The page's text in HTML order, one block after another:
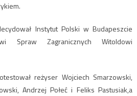
Instytut Polski w Budapeszcie
Spraw Zagranicznych Witoldowi
reżyser Wojciech Smarzowski,
Andrzej Połeć i Feliks Pastusiak,a